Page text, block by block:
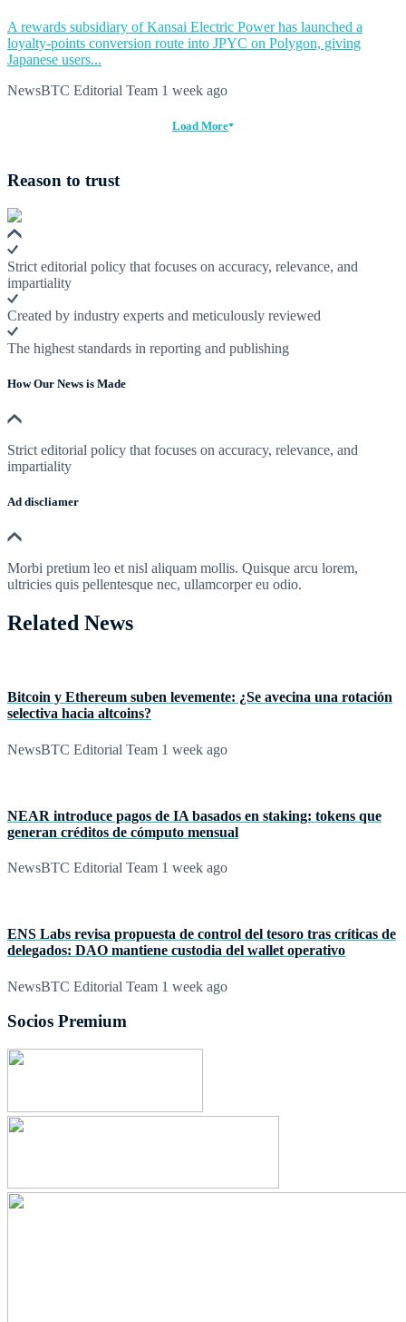
A rewards subsidiary of Kansai Electric Power has launched a
loyalty-points conversion route into JPYC on Polygon, giving
Japanese users...
NewsBTC Editorial Team 1 week ago
Load More
Reason to trust
Strict editorial policy that focuses on accuracy, relevance, and
impartiality
Created by industry experts and meticulously reviewed
The highest standards in reporting and publishing
How Our News is Made
Strict editorial policy that focuses on accuracy, relevance, and
impartiality
Ad discliamer
Morbi pretium leo et nisl aliquam mollis. Quisque arcu lorem,
ultricies quis pellentesque nec, ullamcorper eu odio.
Related News
Bitcoin y Ethereum suben levemente: ¿Se avecina una rotación
selectiva hacia altcoins?
NewsBTC Editorial Team 1 week ago
NEAR introduce pagos de IA basados en staking: tokens que
generan créditos de cómputo mensual
NewsBTC Editorial Team 1 week ago
ENS Labs revisa propuesta de control del tesoro tras críticas de
delegados: DAO mantiene custodia del wallet operativo
NewsBTC Editorial Team 1 week ago
Socios Premium